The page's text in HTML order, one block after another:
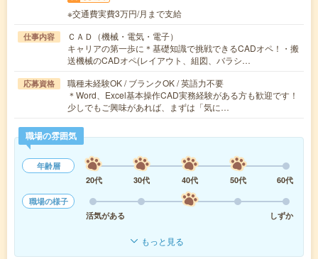
※交通費実費3万円/月まで支給
仕事内容
ＣＡＤ（機械・電気・電子）
キャリアの第一歩に＊基礎知識で挑戦できるCADオペ！・搬
送機械のCADオペ(レイアウト、組図、バラシ…
応募資格
職種未経験OK / ブランクOK / 英語力不要
＊Word、Excel基本操作CAD実務経験がある方も歓迎です！
少しでもご興味があれば、まずは「気に…
職場の雰囲気
年齢層
20代
30代 40代 50代
60代
職場の様子
活気がある
しずか
もっと見る